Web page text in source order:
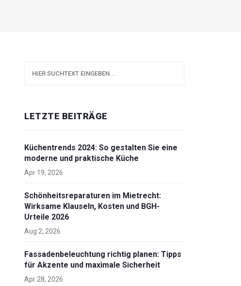
LETZTE BEITRÄGE
Küchentrends 2024: So gestalten Sie eine
moderne und praktische Küche
Apr 19, 2026
Schönheitsreparaturen im Mietrecht:
Wirksame Klauseln, Kosten und BGH-
Urteile 2026
Aug 2, 2026
Fassadenbeleuchtung richtig planen: Tipps
für Akzente und maximale Sicherheit
Apr 28, 2026